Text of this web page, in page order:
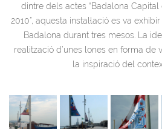
dintre dels actes “Badalona
2010”, aquesta instal·lació es va
Badalona durant tres mesos.
La
realització d’unes lones en forma de
la inspiració del